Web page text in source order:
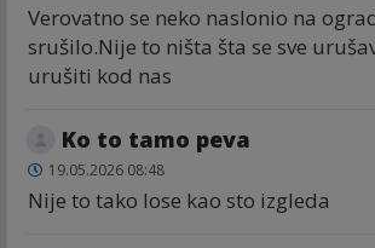
Verovatno se neko naslonio na
srušilo.Nije to ništa šta se sve
urušiti kod nas
Ko to tamo peva
19.05.2026 08:48
Nije to tako lose kao sto izgleda